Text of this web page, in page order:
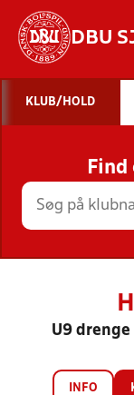
DBU
KLUB/HOLD
U9 drenge
INFO